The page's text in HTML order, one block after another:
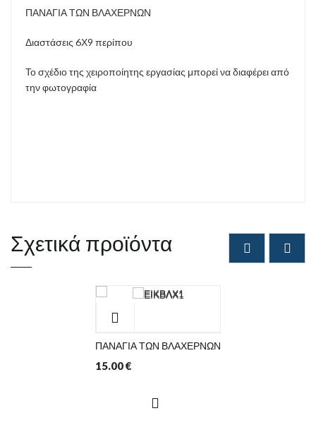
ΠΑΝΑΓΙΑ ΤΩΝ ΒΛΑΧΕΡΝΩΝ
Διαστάσεις 6Χ9 περίπου
Το σχέδιο της χειροποίητης εργασίας μπορεί να διαφέρει από
την φωτογραφία
Σχετικά προϊόντα
ΠΑΝΑΓΙΑ ΤΩΝ ΒΛΑΧΕΡΝΩΝ
15.00€